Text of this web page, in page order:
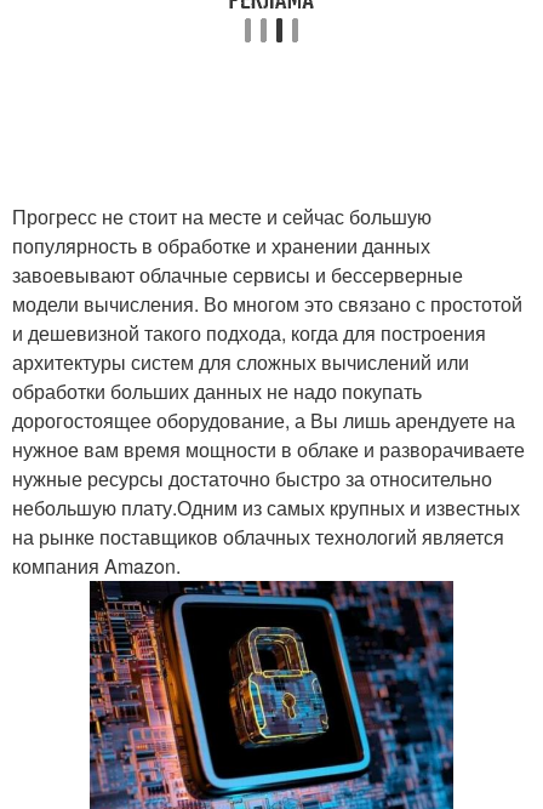
Прогресс не стоит на месте и сейчас большую
популярность в обработке и хранении данных
завоевывают облачные сервисы и бессерверные
модели вычисления. Во многом это связано с простотой
и дешевизной такого подхода, когда для построения
архитектуры систем для сложных вычислений или
обработки больших данных не надо покупать
дорогостоящее оборудование, а Вы лишь арендуете на
нужное вам время мощности в облаке и разворачиваете
нужные ресурсы достаточно быстро за относительно
небольшую плату.Одним из самых крупных и известных
на рынке поставщиков облачных технологий является
компания Amazon.